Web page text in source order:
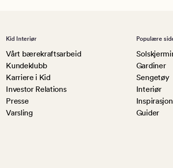
Kid Interiør
Vårt bærekraftsarbeid
Kundeklubb
Karriere i Kid
Investor Relations
Presse
Varsling
Populære
Gardiner
Sengetøy
Interiør
Inspirasjon
Guider